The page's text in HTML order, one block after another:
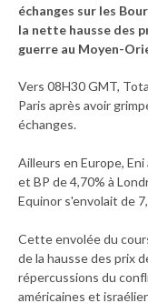
échanges sur les
la nette hausse des
guerre au Moyen-
Vers 08H30 GMT,
Paris après avoir
échanges.
Ailleurs en Europe, Eni
et BP de 4,70% à
Equinor s'envolait de
Cette envolée du
de la hausse des prix
répercussions du
américaines et